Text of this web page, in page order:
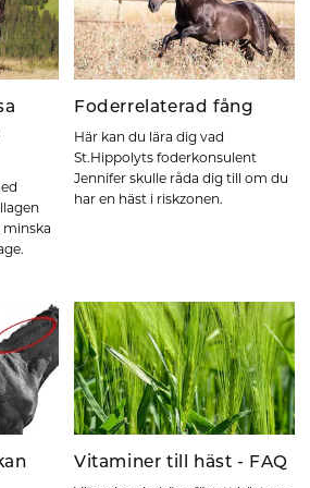
minska
Foderrelaterad fång
Här kan du lära dig vad
St.Hippolyts foderkonsulent
Jennifer skulle råda dig till om du
har en häst i riskzonen.
Vitaminer till häst - FAQ